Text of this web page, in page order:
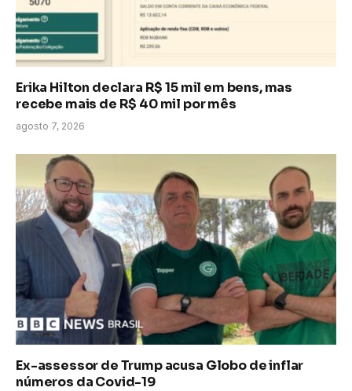
Erika Hilton declara R$ 15 mil em bens, mas
recebe mais de R$ 40 mil por mês
agosto 7, 2026
Ex-assessor de Trump acusa Globo de inflar
números da Covid-19